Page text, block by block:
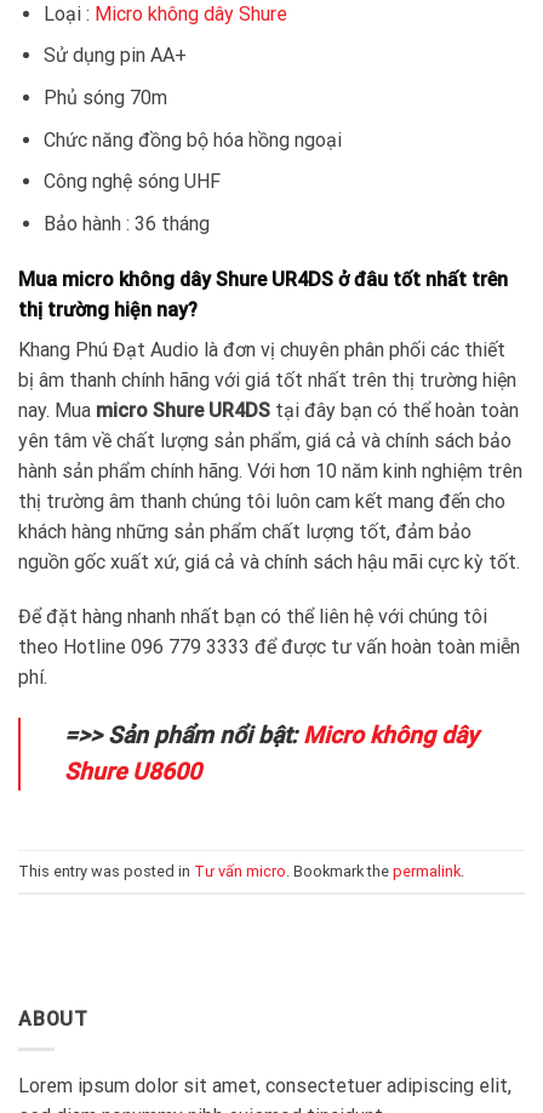
Loại : Micro không dây Shure
Sử dụng pin AA+
Phủ sóng 70m
Chức năng đồng bộ hóa hồng ngoại
Công nghệ sóng UHF
Bảo hành : 36 tháng
Mua micro không dây Shure UR4DS ở đâu tốt nhất trên
thị trường hiện nay?
Khang Phú Đạt Audio là đơn vị chuyên phân phối các thiết
bị âm thanh chính hãng với giá tốt nhất trên thị trường hiện
nay. Mua micro Shure UR4DS tại đây bạn có thể hoàn toàn
yên tâm về chất lượng sản phẩm, giá cả và chính sách bảo
hành sản phẩm chính hãng. Với hơn 10 năm kinh nghiệm trên
thị trường âm thanh chúng tôi luôn cam kết mang đến cho
khách hàng những sản phẩm chất lượng tốt, đảm bảo
nguồn gốc xuất xứ, giá cả và chính sách hậu mãi cực kỳ tốt.
Để đặt hàng nhanh nhất bạn có thể liên hệ với chúng tôi
theo Hotline 096 779 3333 để được tư vấn hoàn toàn miễn
phí.
=>> Sản phẩm nổi bật:Micro không dây
Shure U8600
This entry was posted in Tư vấn micro . Bookmark the permalink
ABOUT
Lorem ipsum dolor sit amet, consectetuer adipiscing elit,